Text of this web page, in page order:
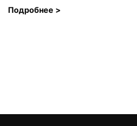
Подробнее >